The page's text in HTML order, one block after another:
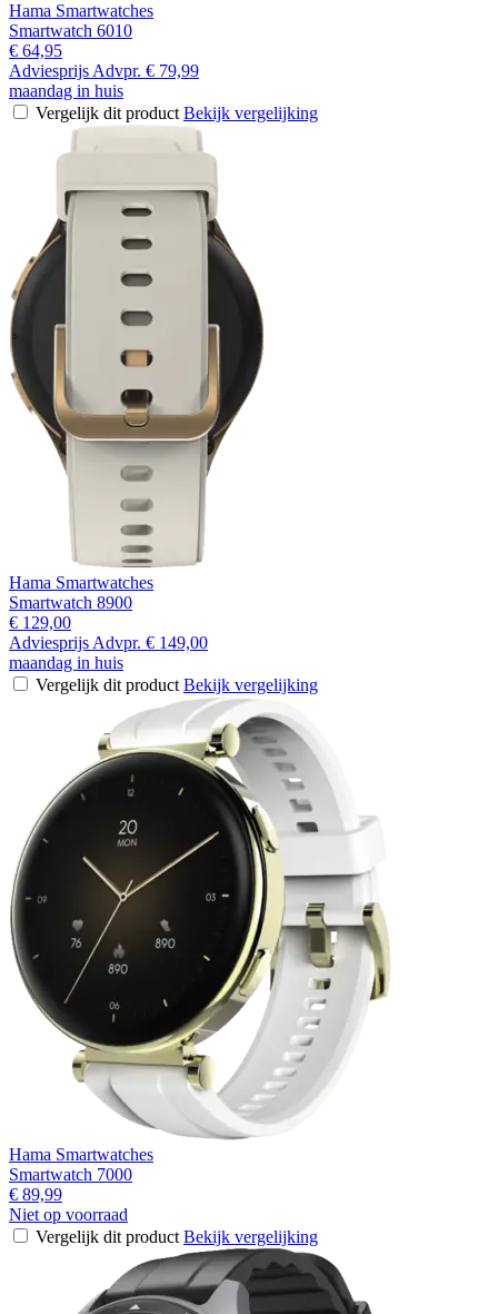
Hama Smartwatches
Smartwatch 6010
€ 64,95
Adviesprijs Advpr. € 79,99
maandag in huis
Vergelijk dit product Bekijk vergelijking
Hama Smartwatches
Smartwatch 8900
€ 129,00
Adviesprijs Advpr. € 149,00
maandag in huis
Vergelijk dit product Bekijk vergelijking
Hama Smartwatches
Smartwatch 7000
€ 89,99
Niet op voorraad
Vergelijk dit product Bekijk vergelijking